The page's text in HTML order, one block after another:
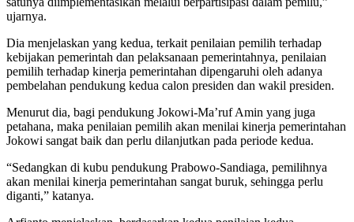
ujarnya.
Dia menjelaskan yang kedua, terkait penilaian pemilih terhadap
kebijakan pemerintah dan pelaksanaan pemerintahnya, penilaian
pemilih terhadap kinerja pemerintahan dipengaruhi oleh adanya
pembelahan pendukung kedua calon presiden dan wakil presiden.
Menurut dia, bagi pendukung Jokowi-Ma’ruf Amin yang juga
petahana, maka penilaian pemilih akan menilai kinerja pemerintahan
Jokowi sangat baik dan perlu dilanjutkan pada periode kedua.
“Sedangkan di kubu pendukung Prabowo-Sandiaga, pemilihnya
akan menilai kinerja pemerintahan sangat buruk, sehingga perlu
diganti,” katanya.